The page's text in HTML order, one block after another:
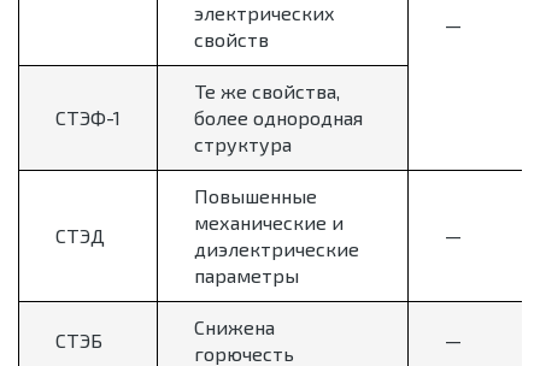
электрических
свойств
—
СТЭФ-1
Те же свойства,
более однородная
структура
СТЭД
Повышенные
механические и
диэлектрические
параметры
—
СТЭБ
Снижена
горючесть
—